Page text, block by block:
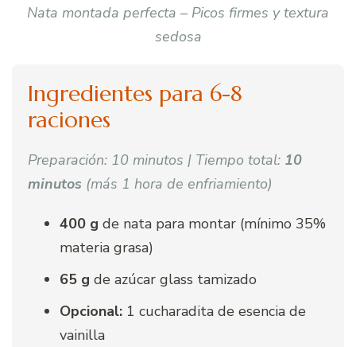
Nata montada perfecta – Picos firmes y textura
sedosa
Ingredientes para 6-8
raciones
Preparación: 10 minutos | Tiempo total: 10
minutos (más 1 hora de enfriamiento)
400 g de nata para montar (mínimo 35%
materia grasa)
65 g de azúcar glass tamizado
Opcional: 1 cucharadita de esencia de
vainilla